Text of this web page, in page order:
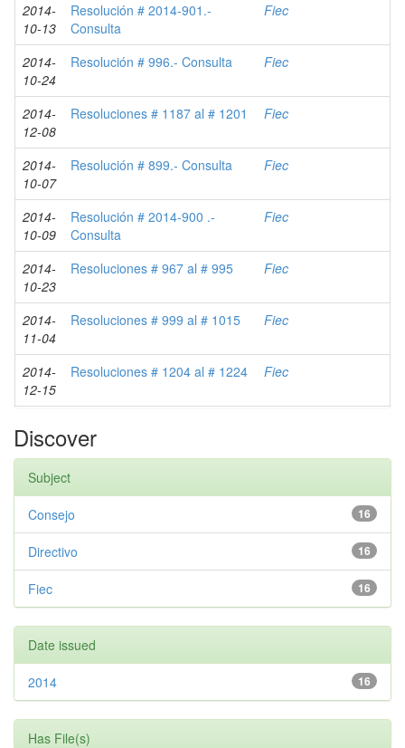
2014-
10-13
Resolución # 2014-901.-
Consulta
Fiec
2014-
10-24
Resolución # 996.- Consulta Fiec
2014-
12-08
Resoluciones # 1187 al # 1201 Fiec
2014-
10-07
Resolución # 899.- Consulta Fiec
2014-
10-09
Resolución # 2014-900 .-
Consulta
Fiec
2014-
10-23
Resoluciones # 967 al # 995 Fiec
2014-
11-04
Resoluciones # 999 al # 1015 Fiec
2014-
12-15
Resoluciones # 1204 al # 1224 Fiec
Discover
Subject
16
Consejo
16
Directivo
16
Fiec
Date issued
16
2014
Has File(s)